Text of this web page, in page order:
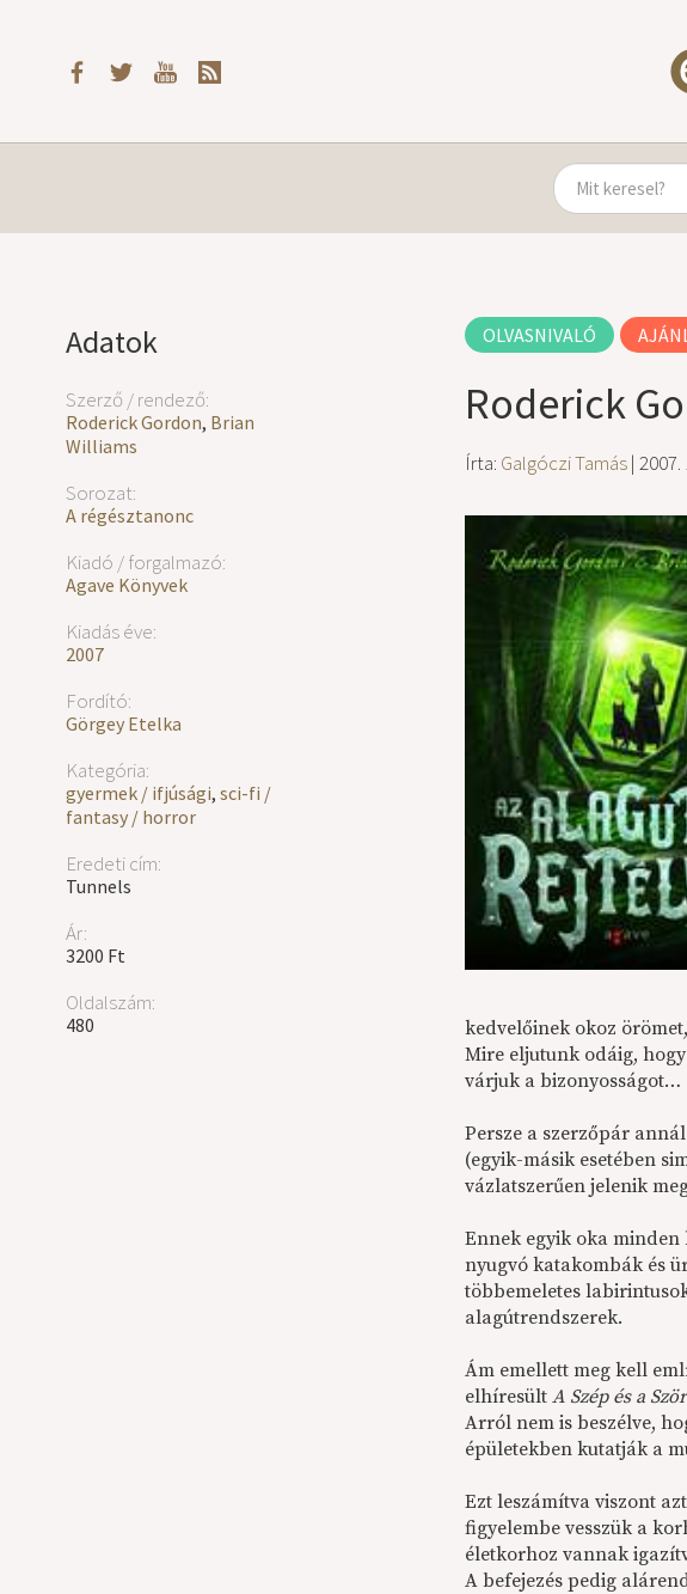
Adatok
Szerző / rendező:
Roderick Gordon, Brian
Williams
Sorozat:
A régésztanonc
Kiadó / forgalmazó:
Agave Könyvek
Kiadás éve:
2007
Fordító:
Görgey Etelka
Kategória:
gyermek / ifjúsági, sci-fi /
fantasy / horror
Eredeti cím:
Tunnels
Ár:
3200 Ft
Oldalszám:
480
OLVASNIVALÓ
Roderick
Írta: Galgóczi Tamás| 2007.
kedvelőinek okoz
Mire eljutunk odáig,
várjuk a bizonyosságot…
Persze a szerzőpár
(egyik-másik esetében
vázlatszerűen jelenik
Ennek egyik oka
nyugvó katakombák és
többemeletes
alagútrendszerek.
Ám emellett meg kell
elhíresültA Szép és a
Arról nem is beszélve,
épületekben kutatják a
Ezt leszámítva viszont
figyelembe vesszük a
életkorhoz vannak
A befejezés pedig